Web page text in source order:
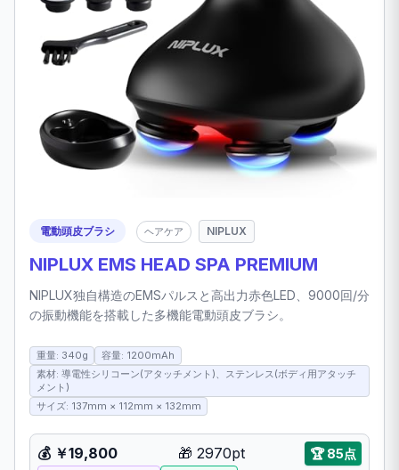
電動頭皮ブラシ ヘアケア NIPLUX
NIPLUX EMS HEAD SPA PREMIUM
NIPLUX独自構造のEMSパルスと高出力赤色LED、9000回/分
の振動機能を搭載した多機能電動頭皮ブラシ。
重量: 340g
容量: 1200mAh
素材: 導電性シリコーン(アタッチメント)、ステンレス(ボディ用アタッチ
メント)
サイズ: 137mm × 112mm × 132mm
💰 ￥19,800 🎁 2970pt 🏆85点